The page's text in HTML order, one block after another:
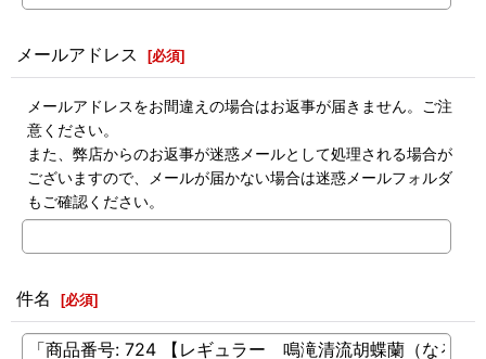
メールアドレス [必須]
メールアドレスをお間違えの場合はお返事が届きません。ご注
意ください。
また、弊店からのお返事が迷惑メールとして処理される場合が
ございますので、メールが届かない場合は迷惑メールフォルダ
もご確認ください。
件名 [必須]